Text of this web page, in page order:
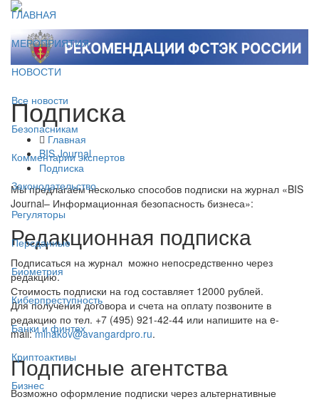
ГЛАВНАЯ
МЕРОПРИЯТИЯ
НОВОСТИ
Все новости
Безопасникам
Комментарии экспертов
Законодательство
Регуляторы
Персданные
Биометрия
Киберпреступность
Банки и финтех
Криптоактивы
Бизнес
Подписка
Главная
BIS Journal
Подписка
Мы предлагаем несколько способов подписки на журнал «BIS
Journal– Информационная безопасность бизнеса»:
Редакционная подписка
Подписаться на журнал можно непосредственно через
редакцию.
Стоимость подписки на год составляет 12000 рублей.
Для получения договора и счета на оплату позвоните в
редакцию по тел. +7 (495) 921-42-44 или напишите на e-
mail:minakov@avangardpro.ru.
Подписные агентства
Возможно оформление подписки через альтернативные